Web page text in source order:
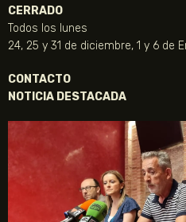
CERRADO
Todos los lunes
24, 25 y 31 de diciembre, 1 y 6 de
CONTACTO
NOTICIA DESTACADA